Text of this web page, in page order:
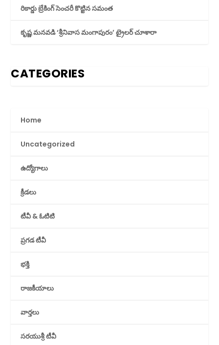
రికార్డు బ్రేకింగ్ సెంచరీ కొట్టిన సమంత
కృష్ణ మనవడి ‘శ్రీనివాస మంగాపురం’ ట్రైలర్ చూశారా
CATEGORIES
Home
Uncategorized
ఉద్యోగాలు
క్రీడలు
టీవీ & ఓటిటి
ప్రగడ టీవీ
భక్తి
రాజకీయాలు
వార్తలు
సరయుశ్రీ టీవీ